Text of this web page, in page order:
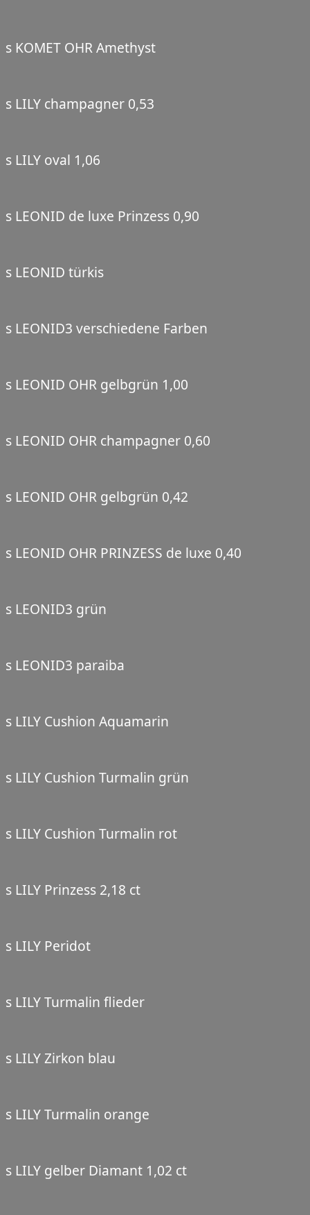
s KOMET OHR Amethyst
s LILY champagner 0,53
s LILY oval 1,06
s LEONID de luxe Prinzess 0,90
s LEONID türkis
s LEONID3 verschiedene Farben
s LEONID OHR gelbgrün 1,00
s LEONID OHR champagner 0,60
s LEONID OHR gelbgrün 0,42
s LEONID OHR PRINZESS de luxe 0,40
s LEONID3 grün
s LEONID3 paraiba
s LILY Cushion Aquamarin
s LILY Cushion Turmalin grün
s LILY Cushion Turmalin rot
s LILY Prinzess 2,18 ct
s LILY Peridot
s LILY Turmalin flieder
s LILY Zirkon blau
s LILY Turmalin orange
s LILY gelber Diamant 1,02 ct